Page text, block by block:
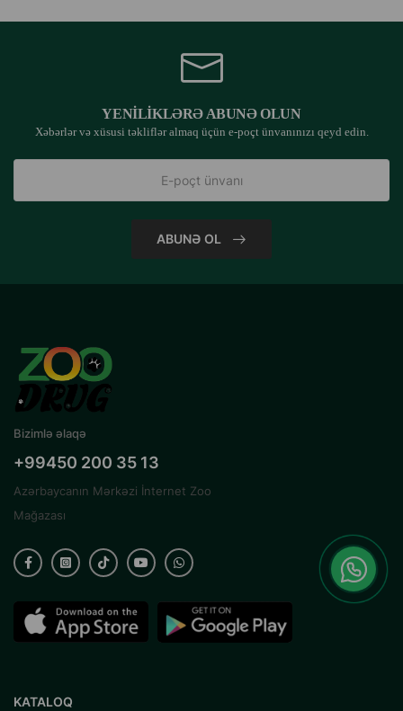
YENILIKLƏRƏ ABUNƏ OLUN
Xəbərlər və xüsusi təkliflər almaq üçün e-poçt ünvanınızı qeyd edin.
ABUNƏ OL
Bizimlə əlaqə
+99450 200 35 13
Azərbaycanın Mərkəzi İnternet Zoo
Mağazası
KATALOQ